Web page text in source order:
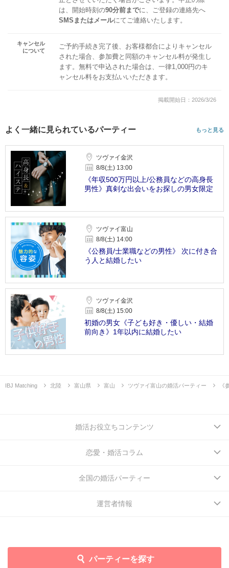
は、開始時刻の90分前までに、ご登録の連絡先へ
SMSまたはメールにてご連絡いたします。
キャンセル
について
ご予約手続き完了後、お客様都合によりキャンセル
された場合、参加費と同額のキャンセル料が発生し
ます。無料で申込された場合は、一律1,000円のキ
ャンセル料をお支払いいただきます。
掲載開始日：2026/3/26
よく一緒に見られているパーティー もっと見る
ツヴァイ金沢
8/8(土) 13:00
《年収500万円以上/公務員などの高身長
男性》真剣な出会いをお探しの男女限定
ツヴァイ富山
8/8(土) 14:00
《公務員/士業職などの男性》 次に付き合
う人と結婚したい
ツヴァイ金沢
8/8(土) 15:00
初婚の男女《子ども好き・優しい・結婚
前向き》1年以内に結婚したい
IBJ Matching 北陸 富山県 富山 ツヴァイ富山の婚活パーティー 《
パーティーを探す
婚活お役立ちコンテンツ
恋愛・婚活コラム
全国の婚活パーティー
運営者情報